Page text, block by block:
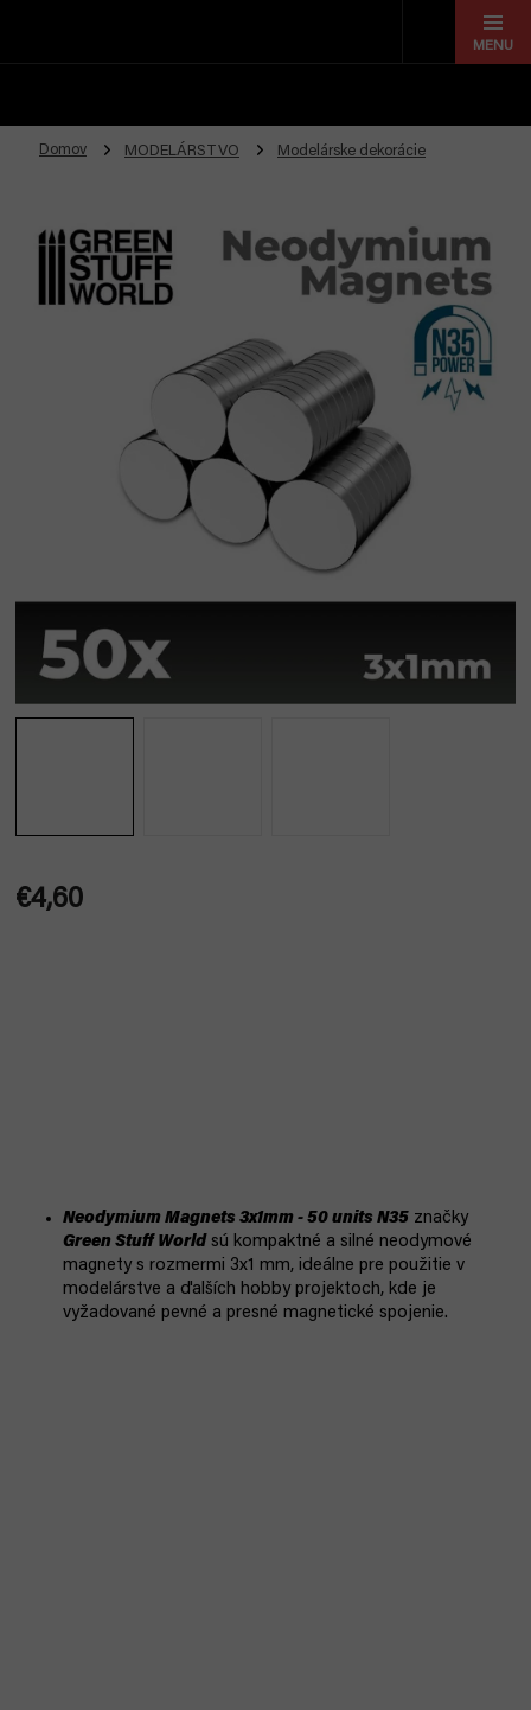
Domov MODELÁRSTVO Modelárske dekorácie
€4,60
Neodymium Magnets 3x1mm - 50 units N35 značky
Green Stuff World sú kompaktné a silné neodymové
magnety s rozmermi 3x1 mm, ideálne pre použitie v
modelárstve a ďalších hobby projektoch, kde je
vyžadované pevné a presné magnetické spojenie.